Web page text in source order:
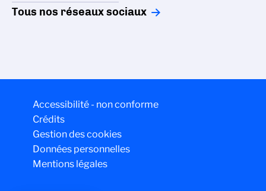
Tous nos réseaux sociaux
Accessibilité - non conforme
Crédits
Gestion des cookies
Données personnelles
Mentions légales